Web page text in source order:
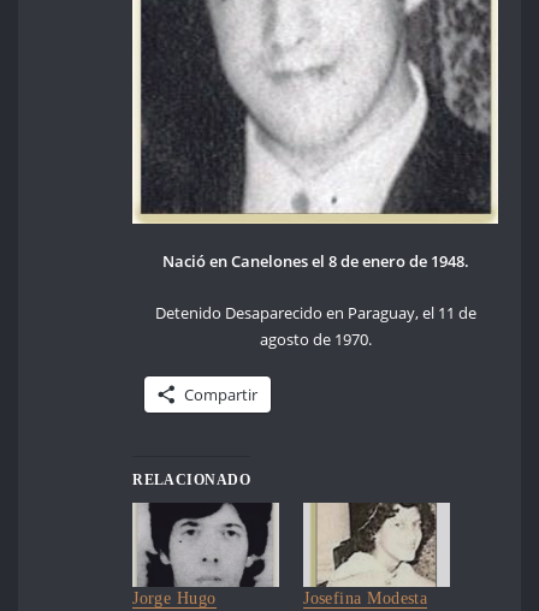
Nació en Canelones el 8 de enero de 1948.
Detenido Desaparecido en Paraguay, el 11 de
agosto de 1970.
Compartir
RELACIONADO
Jorge Hugo
Josefina Modesta